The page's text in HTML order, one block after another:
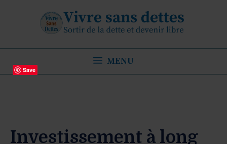
MENU
Investissement à long
Save